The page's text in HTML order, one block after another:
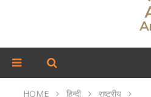
HOME हिन्दी
राष्ट्रीय